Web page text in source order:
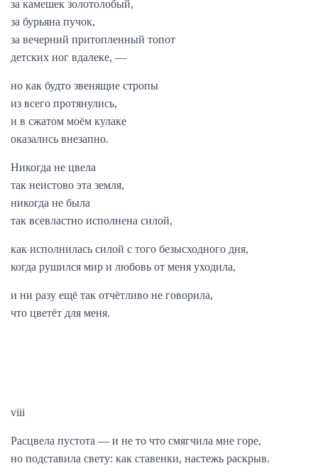
за камешек золотолобый,
за бурьяна пучок,
за вечерний притопленный топот
детских ног вдалеке, —
но как будто звенящие стропы
из всего протянулись,
и в сжатом моём кулаке
оказались внезапно.
Никогда не цвела
так неистово эта земля,
никогда не была
так всевластно исполнена силой,
как исполнилась силой с того безысходного дня,
когда рушился мир и любовь от меня уходила,
и ни разу ещё так отчётливо не говорила,
что цветёт для меня.
viii
Расцвела пустота — и не то что смягчила мне горе,
но подставила свету: как ставенки, настежь раскрыв.